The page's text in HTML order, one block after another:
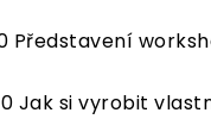
Představení
Jak si vyrobit